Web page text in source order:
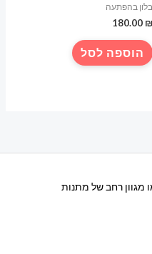
בלון בהפתעה
180.00 ₪
הוספה לסל
מגוון רחב של מתנות